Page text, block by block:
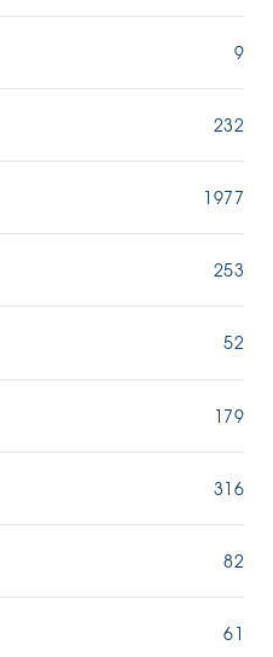
9
232
1977
253
52
179
316
82
61